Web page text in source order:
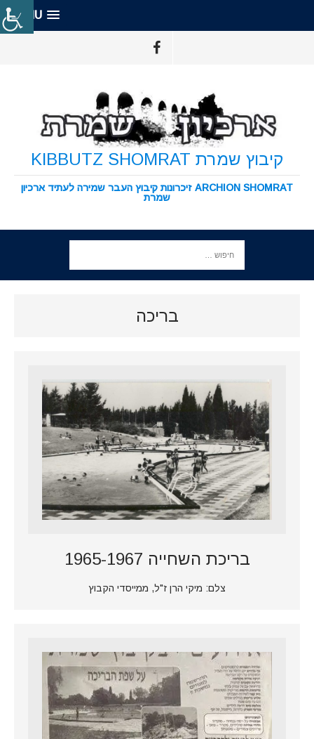
MENU
קיבוץ שמרת KIBBUTZ SHOMRAT
ARCHION SHOMRAT זיכרונות קיבוץ העבר שמירה לעתיד ארכיון
שמרת
בריכה
בריכת השחייה 1965-1967
צלם: מיקי הרן ז"ל, ממייסדי הקבוץ